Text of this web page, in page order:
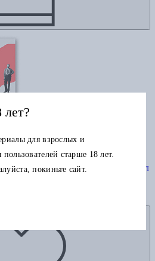
Горький, который хотел
в избранное
для взрослых и
пользователей старше 18 лет.
покиньте сайт.